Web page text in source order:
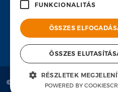
H-1134
+36 1
hr-
© 2015 PROCESS SOLUTIONS.
FUNKCIONALITÁS
ÖSSZES
ÖSSZES
RÉSZLETEK
POWERED BY